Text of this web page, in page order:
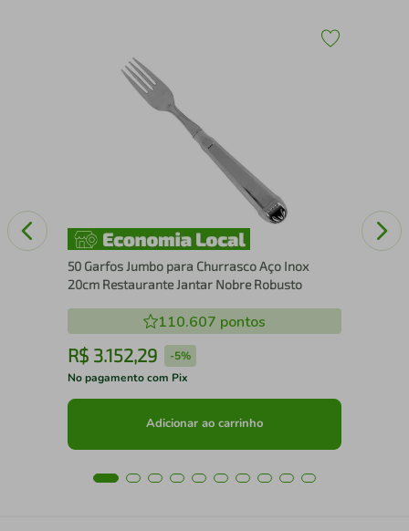
50 Garfos Jumbo para Churrasco Aço Inox
20cm Restaurante Jantar Nobre Robusto
110.607 pontos
R$ 3.152,29 -5%
No pagamento com Pix
Adicionar ao carrinho